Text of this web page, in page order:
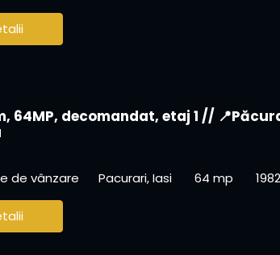
64MP, decomandat, etaj 1 //
de vânzare Pacurari, Iasi 64 mp 1982